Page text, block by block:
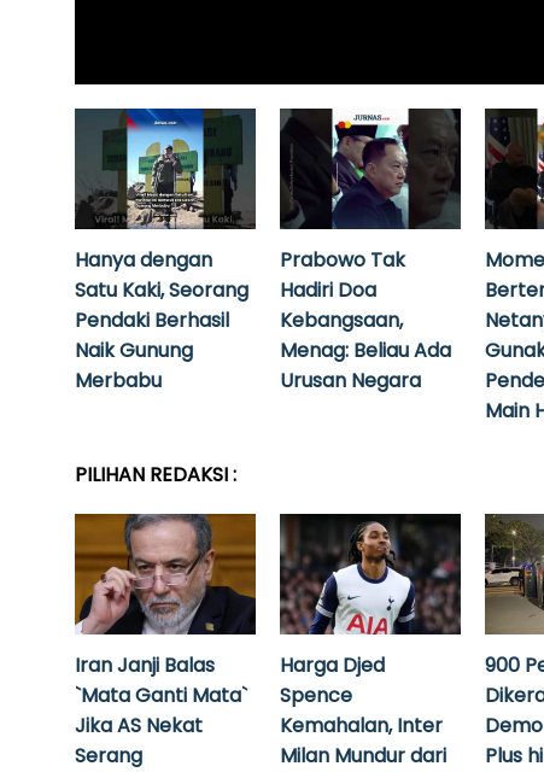
Hanya dengan
Satu Kaki, Seorang
Pendaki Berhasil
Naik Gunung
Merbabu
Prabowo Tak
Hadiri Doa
Kebangsaan,
Menag: Beliau Ada
Urusan Negara
Main
PILIHAN REDAKSI :
Iran Janji Balas
`Mata Ganti Mata`
Jika AS Nekat
Serang
Harga Djed
Spence
Kemahalan, Inter
Milan Mundur dari
900
Plus